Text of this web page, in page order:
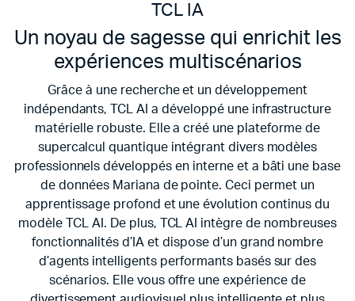
TCL IA
Un noyau de sagesse qui enrichit les
expériences multiscénarios
Grâce à une recherche et un développement
indépendants, TCL AI a développé une infrastructure
matérielle robuste. Elle a créé une plateforme de
supercalcul quantique intégrant divers modèles
professionnels développés en interne et a bâti une base
de données Mariana de pointe. Ceci permet un
apprentissage profond et une évolution continus du
modèle TCL AI. De plus, TCL AI intègre de nombreuses
fonctionnalités d’IA et dispose d’un grand nombre
d’agents intelligents performants basés sur des
scénarios. Elle vous offre une expérience de